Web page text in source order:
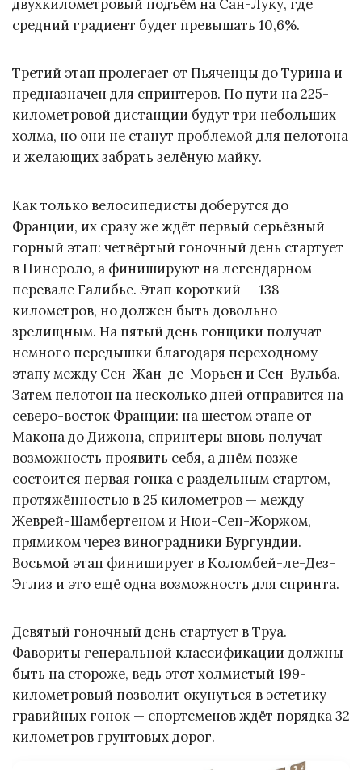
двухкилометровый подъём на Сан-Луку, где
средний градиент будет превышать 10,6%.
Третий этап пролегает от Пьяченцы до Турина и
предназначен для спринтеров. По пути на 225-
километровой дистанции будут три небольших
холма, но они не станут проблемой для пелотона
и желающих забрать зелёную майку.
Как только велосипедисты доберутся до
Франции, их сразу же ждёт первый серьёзный
горный этап: четвёртый гоночный день стартует
в Пинероло, а финишируют на легендарном
перевале Галибье. Этап короткий — 138
километров, но должен быть довольно
зрелищным. На пятый день гонщики получат
немного передышки благодаря переходному
этапу между Сен-Жан-де-Морьен и Сен-Вульба.
Затем пелотон на несколько дней отправится на
северо-восток Франции: на шестом этапе от
Макона до Дижона, спринтеры вновь получат
возможность проявить себя, а днём позже
состоится первая гонка с раздельным стартом,
протяжённостью в 25 километров — между
Жеврей-Шамбертеном и Нюи-Сен-Жоржом,
прямиком через виноградники Бургундии.
Восьмой этап финиширует в Коломбей-ле-Дез-
Эглиз и это ещё одна возможность для спринта.
Девятый гоночный день стартует в Труа.
Фавориты генеральной классификации должны
быть на стороже, ведь этот холмистый 199-
километровый позволит окунуться в эстетику
гравийных гонок — спортсменов ждёт порядка 32
километров грунтовых дорог.